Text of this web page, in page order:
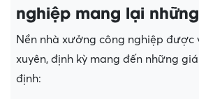
nghiệp mang lại
Nền nhà xưởng công nghiệp được
xuyên, định kỳ mang đến những
định: